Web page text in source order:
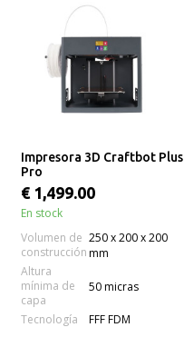
Impresora 3D Craftbot Plus
Pro
€ 1,499.00
En stock
Volumen de
construcción
250 x 200 x 200
mm
Altura
mínima de
capa
50 micras
Tecnología FFF FDM